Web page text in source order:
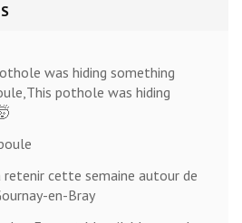
was hiding something
pothole was hiding
cette semaine autour de
en-Bray